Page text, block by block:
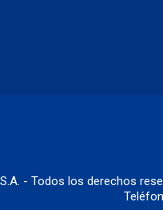
- Todos los derechos